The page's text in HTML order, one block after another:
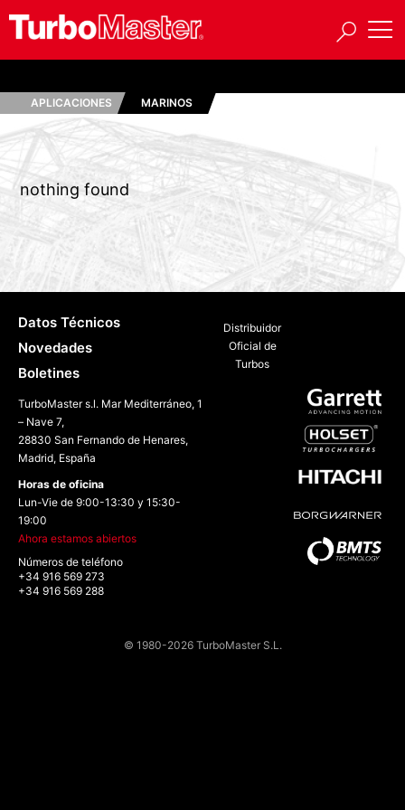
APLICACIONES MARINOS
nothing found
Distribuidor
Oficial de
Turbos
Datos Técnicos
Novedades
Boletines
TurboMaster s.l. Mar Mediterráneo, 1
– Nave 7,
28830 San Fernando de Henares,
Madrid, España
Horas de oficina
Lun-Vie de 9:00-13:30 y 15:30-
19:00
Ahora estamos abiertos
Números de teléfono
+34 916 569 273
+34 916 569 288
© 1980-2026 TurboMaster S.L.